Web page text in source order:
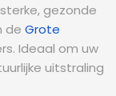
gezonde
de Grote
Ideaal om uw
uitstraling